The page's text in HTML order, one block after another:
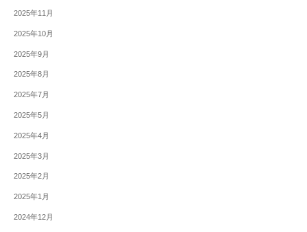
2025年11月
2025年10月
2025年9月
2025年8月
2025年7月
2025年5月
2025年4月
2025年3月
2025年2月
2025年1月
2024年12月